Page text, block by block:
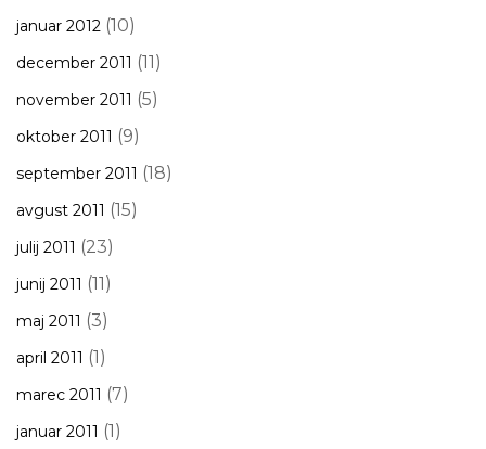
januar 2012 (10)
december 2011 (11)
november 2011 (5)
oktober 2011 (9)
september 2011 (18)
avgust 2011 (15)
julij 2011 (23)
junij 2011 (11)
maj 2011 (3)
april 2011 (1)
marec 2011 (7)
januar 2011 (1)